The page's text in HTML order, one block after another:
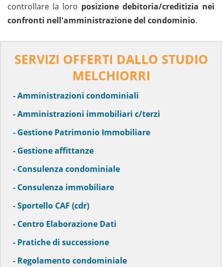
controllare la loro posizione debitoria/creditizia nei
confronti nell'amministrazione del condominio.
SERVIZI OFFERTI DALLO STUDIO
MELCHIORRI
- Amministrazioni condominiali
- Amministrazioni immobiliari c/terzi
- Gestione Patrimonio Immobiliare
- Gestione affittanze
- Consulenza condominiale
- Consulenza immobiliare
- Sportello CAF (cdr)
- Centro Elaborazione Dati
- Pratiche di successione
- Regolamento condominiale